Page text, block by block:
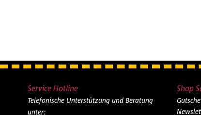
Service Hotline
Telefonische Unterstützung und Beratung
unter:
Shop